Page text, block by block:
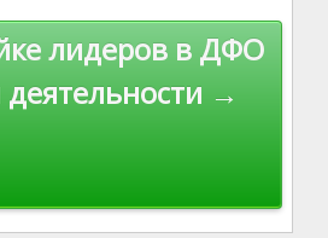
лидеров в ДФО
деятельности →